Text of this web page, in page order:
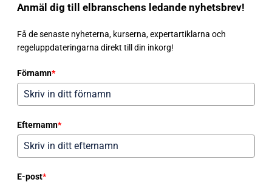
Anmäl dig till elbranschens ledande nyhetsbrev!
Få de senaste nyheterna, kurserna, expertartiklarna och
regeluppdateringarna direkt till din inkorg!
Förnamn*
Efternamn*
E-post*